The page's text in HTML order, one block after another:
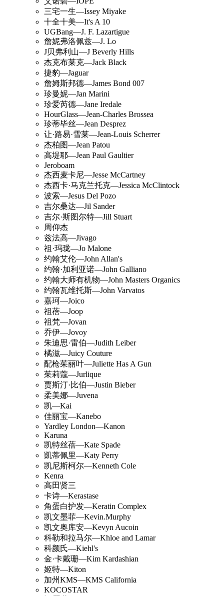
三宅一生—Issey Miyake
十全十美—It's A 10
UGBang—J. F. Lazartigue
詹妮弗洛佩兹—J. Lo
J贝弗利山—J Beverly Hills
杰克布莱克—Jack Black
捷豹—Jaguar
詹姆斯邦德—James Bond 007
珍曼妮—Jan Marini
珍爱芮德—Jane Iredale
HourGlass—Jean-Charles Brossea
珍蒂毕丝—Jean Desprez
让·路易·雪莱—Jean-Louis Scherrer
杰柏图—Jean Patou
高堤耶—Jean Paul Gaultier
Jeroboam
杰西麦卡尼—Jesse McCartney
杰西卡·马克兰托克—Jessica McClintock
波索—Jesus Del Pozo
吉尔桑达—Jil Sander
吉尔·斯图尔特—Jill Stuart
周仰杰
兹法高—Jivago
祖·玛珑—Jo Malone
约翰艾伦—John Allan's
约翰·加利亚诺—John Galliano
约翰大师有机物—John Masters Organics
约翰瓦维托斯—John Varvatos
嘉珂—Joico
祖蓓—Joop
祖梵—Jovan
乔伊—Jovoy
朱迪思·雷伯—Judith Leiber
橘滋—Juicy Couture
配枪茱丽叶—Juliette Has A Gun
茱莉蔻—Jurlique
贾斯汀·比伯—Justin Bieber
柔美娜—Juvena
凯—Kai
佳丽宝—Kanebo
Yardley London—Kanon
Karuna
凯特丝蓓—Kate Spade
凱蒂佩里—Katy Perry
凯尼斯柯尔—Kenneth Cole
Kenra
高田贤三
卡诗—Kerastase
角蛋白护发—Keratin Complex
凯文墨菲—Kevin.Murphy
凯文奥库安—Kevyn Aucoin
科勒和拉马尔—Khloe and Lamar
科颜氏—Kiehl's
金·卡戴珊—Kim Kardashian
姬特—Kiton
加州KMS—KMS California
KOCOSTAR